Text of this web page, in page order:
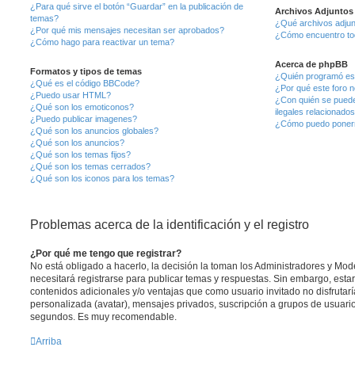
¿Para qué sirve el botón “Guardar” en la publicación de
temas?
¿Por qué mis mensajes necesitan ser aprobados?
¿Cómo hago para reactivar un tema?
Formatos y tipos de temas
¿Qué es el código BBCode?
¿Puedo usar HTML?
¿Qué son los emoticonos?
¿Puedo publicar imagenes?
¿Qué son los anuncios globales?
¿Qué son los anuncios?
¿Qué son los temas fijos?
¿Qué son los temas cerrados?
¿Qué son los iconos para los temas?
Archivos Adjuntos
¿Qué archivos
¿Cómo encuentro
Acerca de phpBB
¿Quién programó
¿Por qué este foro
¿Con quién se
ilegales
¿Cómo puedo
Problemas acerca de la identificación y el registro
¿Por qué me tengo que registrar?
No está obligado a hacerlo, la decisión la toman los Administradores y
necesitará registrarse para publicar temas y respuestas. Sin embargo,
contenidos adicionales y/o ventajas que como usuario invitado no
personalizada (avatar), mensajes privados, suscripción a grupos de
segundos. Es muy recomendable.
Arriba